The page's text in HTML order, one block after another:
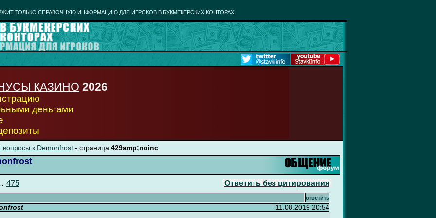
ТОЛЬКО СПРАВОЧНУЮ ИНФОРМАЦИЮ ДЛЯ ИГРОКОВ В БУКМЕКЕРСКИХ КОНТОРАХ
КАЗИНО 2026
деньгами
вопросы к Demonfrost - страница 429amp;noinc
475 Ответить без цитирования
ответить
11.08.2019 20:54